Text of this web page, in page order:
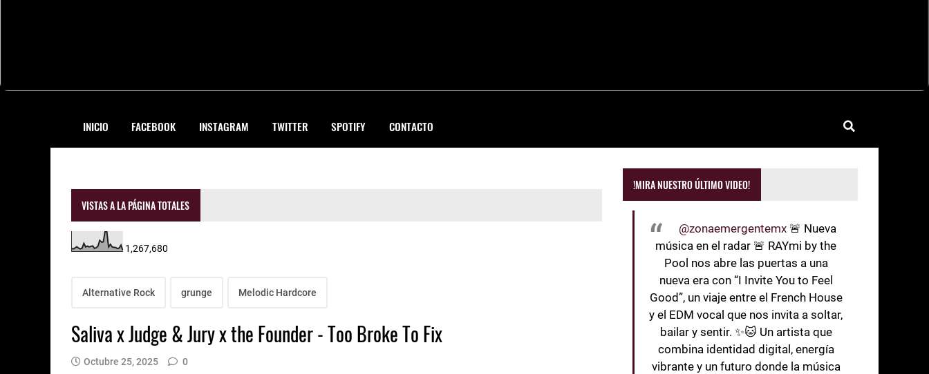
INICIO FACEBOOK INSTAGRAM TWITTER SPOTIFY CONTACTO
VISTAS A LA PÁGINA TOTALES
1,267,680
Alternative Rock grunge Melodic Hardcore
Saliva x Judge & Jury x the Founder - Too Broke To Fix
Octubre 25, 2025 0
!MIRA NUESTRO ÚLTIMO VIDEO!
@zonaemergentemx 🚨 Nueva
música en el radar 🚨 RAYmi by the
Pool nos abre las puertas a una
nueva era con “I Invite You to Feel
Good”, un viaje entre el French House
y el EDM vocal que nos invita a soltar,
bailar y sentir. ✨🐱 Un artista que
combina identidad digital, energía
vibrante y un futuro donde la música